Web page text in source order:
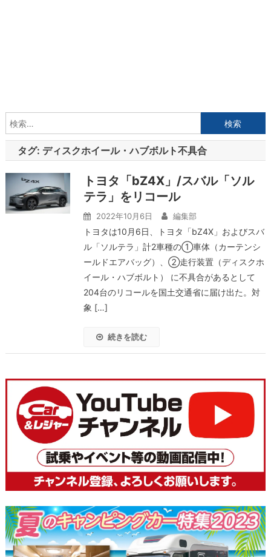
索:
タグ: ディスクホイール・ハブボルト不具合
トヨタ「bZ4X」/スバル「ソル
テラ」をリコール
2022年10月6日 編集部
トヨタは10月6日、トヨタ「bZ4X」およびスバ
ル「ソルテラ」計2車種の①車体（カーテンシ
ールドエアバッグ）、②走行装置（ディスクホ
イール・ハブボルト） に不具合があるとして
204台のリコールを国土交通省に届け出た。対
象 […]
続きを読む